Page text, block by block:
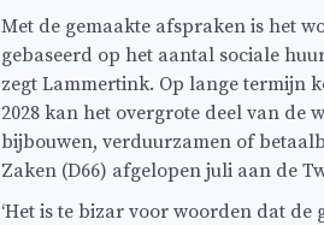
Met de gemaakte afspraken is het
gebaseerd op het aantal sociale
zegt Lammertink. Op lange termijn
2028 kan het overgrote deel van de
bijbouwen, verduurzamen of
Zaken (D66) afgelopen juli aan de
‘Het is te bizar voor woorden dat de